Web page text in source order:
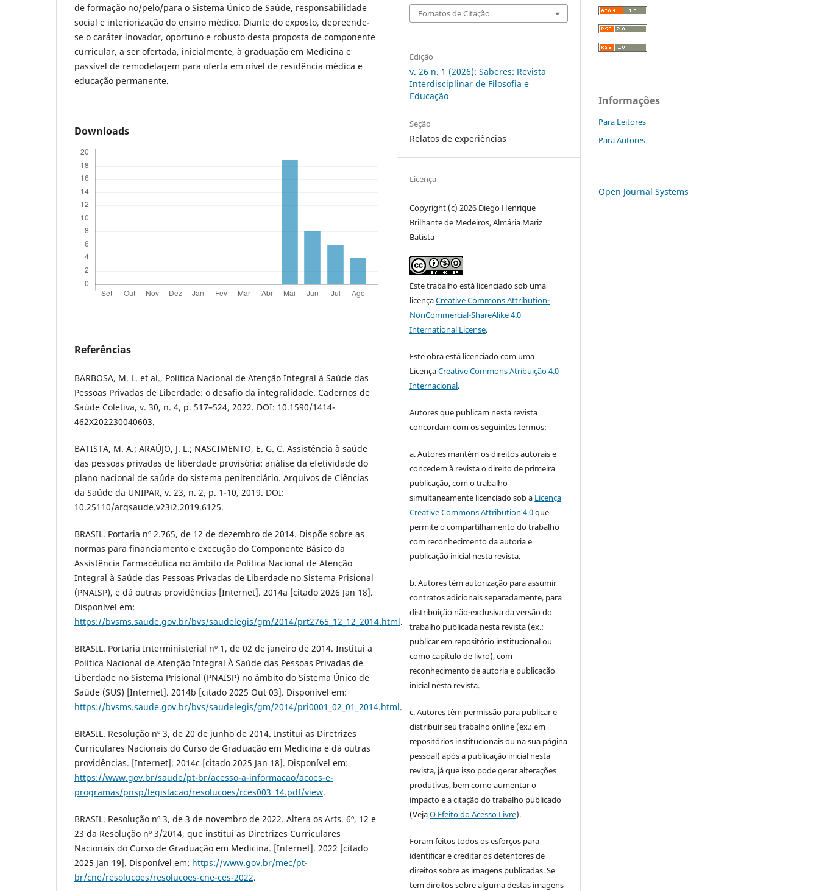
de formação no/pelo/para o Sistema Único de Saúde, responsabilidade
social e interiorização do ensino médico. Diante do exposto, depreende-
se o caráter inovador, oportuno e robusto desta proposta de componente
curricular, a ser ofertada, inicialmente, à graduação em Medicina e
passível de remodelagem para oferta em nível de residência médica e
educação permanente.
Downloads
Referências
BARBOSA, M. L. et al., Política Nacional de Atenção Integral à Saúde das
Pessoas Privadas de Liberdade: o desafio da integralidade. Cadernos de
Saúde Coletiva, v. 30, n. 4, p. 517–524, 2022. DOI: 10.1590/1414-
462X202230040603.
BATISTA, M. A.; ARAÚJO, J. L.; NASCIMENTO, E. G. C. Assistência à saúde
das pessoas privadas de liberdade provisória: análise da efetividade do
plano nacional de saúde do sistema penitenciário. Arquivos de Ciências
da Saúde da UNIPAR, v. 23, n. 2, p. 1-10, 2019. DOI:
10.25110/arqsaude.v23i2.2019.6125.
BRASIL. Portaria nº 2.765, de 12 de dezembro de 2014. Dispõe sobre as
normas para financiamento e execução do Componente Básico da
Assistência Farmacêutica no âmbito da Política Nacional de Atenção
Integral à Saúde das Pessoas Privadas de Liberdade no Sistema Prisional
(PNAISP), e dá outras providências [Internet]. 2014a [citado 2026 Jan 18].
Disponível em:
https://bvsms.saude.gov.br/bvs/saudelegis/gm/2014/prt2765_12_12_2014.html.
BRASIL. Portaria Interministerial nº 1, de 02 de janeiro de 2014. Institui a
Política Nacional de Atenção Integral À Saúde das Pessoas Privadas de
Liberdade no Sistema Prisional (PNAISP) no âmbito do Sistema Único de
Saúde (SUS) [Internet]. 2014b [citado 2025 Out 03]. Disponível em:
https://bvsms.saude.gov.br/bvs/saudelegis/gm/2014/pri0001_02_01_2014.html.
BRASIL. Resolução nº 3, de 20 de junho de 2014. Institui as Diretrizes
Curriculares Nacionais do Curso de Graduação em Medicina e dá outras
providências. [Internet]. 2014c [citado 2025 Jan 18]. Disponível em:
https://www.gov.br/saude/pt-br/acesso-a-informacao/acoes-e-
programas/pnsp/legislacao/resolucoes/rces003_14.pdf/view.
BRASIL. Resolução nº 3, de 3 de novembro de 2022. Altera os Arts. 6º, 12 e
23 da Resolução nº 3/2014, que institui as Diretrizes Curriculares
Nacionais do Curso de Graduação em Medicina. [Internet]. 2022 [citado
2025 Jan 19]. Disponível em: https://www.gov.br/mec/pt-
br/cne/resolucoes/resolucoes-cne-ces-2022.
Fomatos de Citação
Edição
v. 26 n. 1 (2026): Saberes: Revista
Interdisciplinar de Filosofia e
Educação
Seção
Relatos de experiências
Licença
Copyright (c) 2026 Diego Henrique
Brilhante de Medeiros, Almária Mariz
Batista
Este trabalho está licenciado sob uma
licençaCreative Commons Attribution-
NonCommercial-ShareAlike 4.0
International License.
Este obra está licenciado com uma
LicençaCreative Commons Atribuição 4.0
Internacional.
Autores que publicam nesta revista
concordam com os seguintes termos:
a. Autores mantém os direitos autorais e
concedem à revista o direito de primeira
publicação, com o trabalho
simultaneamente licenciado sob a Licença
Creative Commons Attribution 4.0que
permite o compartilhamento do trabalho
com reconhecimento da autoria e
publicação inicial nesta revista.
b. Autores têm autorização para assumir
contratos adicionais separadamente, para
distribuição não-exclusiva da versão do
trabalho publicada nesta revista (ex.:
publicar em repositório institucional ou
como capítulo de livro), com
reconhecimento de autoria e publicação
inicial nesta revista.
c. Autores têm permissão para publicar e
distribuir seu trabalho online (ex.: em
repositórios institucionais ou na sua página
pessoal) após a publicação inicial nesta
revista, já que isso pode gerar alterações
produtivas, bem como aumentar o
impacto e a citação do trabalho publicado
(VejaO Efeito do Acesso Livre).
Foram feitos todos os esforços para
identificar e creditar os detentores de
direitos sobre as imagens publicadas. Se
tem direitos sobre alguma destas imagens
Informações
Para Leitores
Para Autores
Open Journal Systems